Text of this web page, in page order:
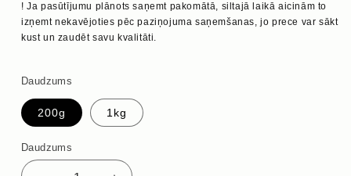
! Ja pasūtījumu plānots saņemt pakomātā, siltajā laikā aicinām to
izņemt nekavējoties pēc paziņojuma saņemšanas, jo prece var sākt
kust un zaudēt savu kvalitāti.
Daudzums
200g 1kg
Daudzums